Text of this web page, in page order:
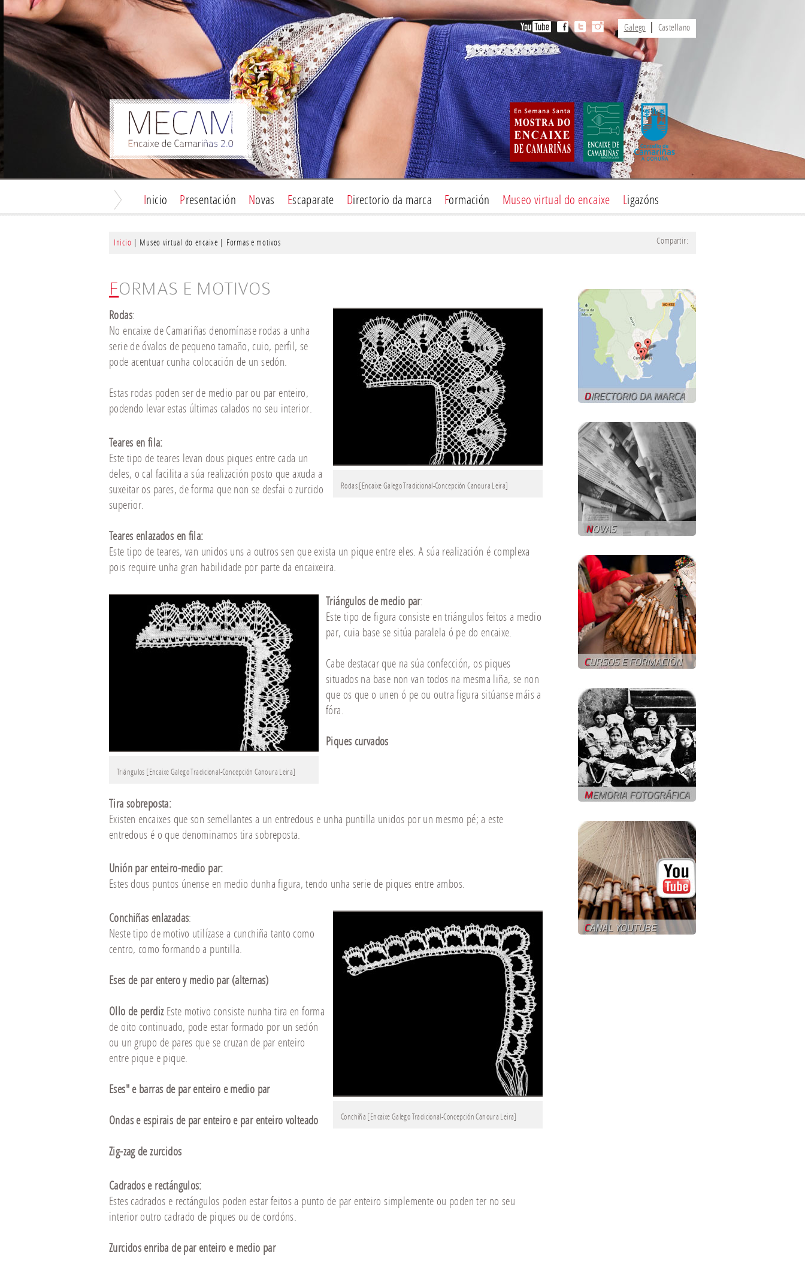
Galego Castellano
Inicio Presentación Novas Escaparate Directorio da marca Formación Museo virtual do encaixe Ligazóns
Inicio | Museo virtual do encaixe | Formas e motivos Compartir:
FORMAS E MOTIVOS
Rodas [Encaixe Galego Tradicional-Concepción Canoura Leira]
Rodas:
No encaixe de Camariñas denomínase rodas a unha
serie de óvalos de pequeno tamaño, cuio, perfil, se
pode acentuar cunha colocación de un sedón.
Estas rodas poden ser de medio par ou par enteiro,
podendo levar estas últimas calados no seu interior.
Teares en fila:
Este tipo de teares levan dous piques entre cada un
deles, o cal facilita a súa realización posto que axuda a
suxeitar os pares, de forma que non se desfai o zurcido
superior.
Teares enlazados en fila:
Este tipo de teares, van unidos uns a outros sen que exista un pique entre eles. A súa realización é complexa
pois require unha gran habilidade por parte da encaixeira.
Triángulos [Encaixe Galego Tradicional-Concepción Canoura Leira]
Triángulos de medio par:
Este tipo de figura consiste en triángulos feitos a medio
par, cuia base se sitúa paralela ó pe do encaixe.
Cabe destacar que na súa confección, os piques
situados na base non van todos na mesma liña, se non
que os que o unen ó pe ou outra figura sitúanse máis a
fóra.
Piques curvados
Tira sobreposta:
Existen encaixes que son semellantes a un entredous e unha puntilla unidos por un mesmo pé; a este
entredous é o que denominamos tira sobreposta.
Unión par enteiro-medio par:
Estes dous puntos únense en medio dunha figura, tendo unha serie de piques entre ambos.
Conchiña [Encaixe Galego Tradicional-Concepción Canoura Leira]
Conchiñas enlazadas:
Neste tipo de motivo utilízase a cunchiña tanto como
centro, como formando a puntilla.
Eses de par entero y medio par (alternas)
Ollo de perdiz Este motivo consiste nunha tira en forma
de oito continuado, pode estar formado por un sedón
ou un grupo de pares que se cruzan de par enteiro
entre pique e pique.
Eses" e barras de par enteiro e medio par
Ondas e espirais de par enteiro e par enteiro volteado
Zig-zag de zurcidos
Cadrados e rectángulos:
Estes cadrados e rectángulos poden estar feitos a punto de par enteiro simplemente ou poden ter no seu
interior outro cadrado de piques ou de cordóns.
Zurcidos enriba de par enteiro e medio par